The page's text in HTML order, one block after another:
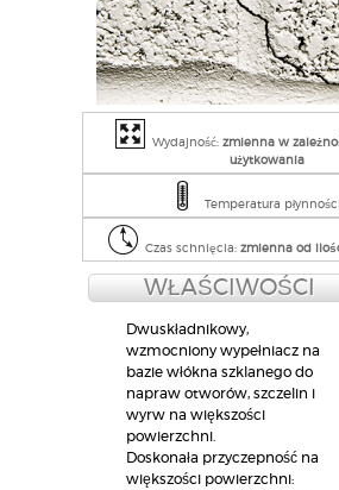
Wydajność: zmienna w
użytkowania
Temperatura
Czas schnięcia: zmienna od
WŁAŚCIWOŚCI
Dwuskładnikowy,
wzmocniony wypełniacz na
bazie włókna szklanego do
napraw otworów, szczelin i
wyrw na większości
powierzchni.
Doskonała przyczepność na
większości powierzchni: